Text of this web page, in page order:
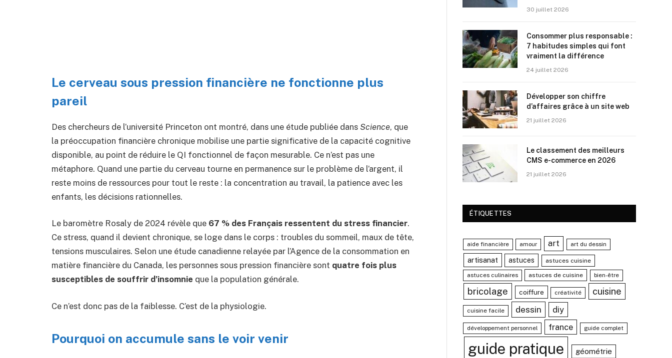
Le cerveau sous pression financière ne fonctionne plus
pareil
Des chercheurs de l’université Princeton ont montré, dans une étude publiée dans Science, que
la préoccupation financière chronique mobilise une partie significative de la capacité cognitive
disponible, au point de réduire le QI fonctionnel de façon mesurable. Ce n’est pas une
métaphore. Quand une partie du cerveau tourne en permanence sur le problème de l’argent, il
reste moins de ressources pour tout le reste : la concentration au travail, la patience avec les
enfants, les décisions rationnelles.
Le baromètre Rosaly de 2024 révèle que 67 % des Français ressentent du stress financier.
Ce stress, quand il devient chronique, se loge dans le corps : troubles du sommeil, maux de tête,
tensions musculaires. Selon une étude canadienne relayée par l’Agence de la consommation en
matière financière du Canada, les personnes sous pression financière sont quatre fois plus
susceptibles de souffrir d’insomnie que la population générale.
Ce n’est donc pas de la faiblesse. C’est de la physiologie.
Pourquoi on accumule sans le voir venir
30 juillet 2026
Consommer plus responsable :
7 habitudes simples qui font
vraiment la différence
24 juillet 2026
Développer son chiffre
d’affaires grâce à un site web
21 juillet 2026
Le classement des meilleurs
CMS e-commerce en 2026
21 juillet 2026
ÉTIQUETTES
aide financière amour art art du dessin
artisanat astuces astuces cuisine
astuces culinaires astuces de cuisine bien-être
bricolage coiffure créativité cuisine
cuisine facile dessin diy
développement personnel france guide complet
guide pratique géométrie